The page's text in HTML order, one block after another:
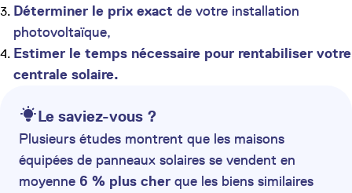
Déterminer le prix exact de votre installation
photovoltaïque,
Estimer le temps nécessaire pour rentabiliser votre
centrale solaire.
Le saviez-vous ?
Plusieurs études montrent que les maisons
équipées de panneaux solaires se vendent en
moyenne 6 % plus cher que les biens similaires